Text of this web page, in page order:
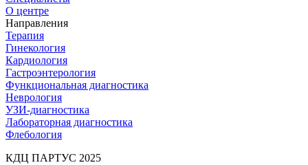
О центре
Направления
Терапия
Гинекология
Кардиология
Гастроэнтерология
Функциональная диагностика
Неврология
УЗИ-диагностика
Лабораторная диагностика
Флебология
КДЦ ПАРТУС 2025